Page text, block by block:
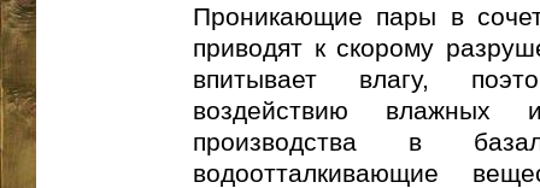
Проникающие пары в
приводят к скорому
впитывает влагу,
воздействию
производства в
водоотталкивающие